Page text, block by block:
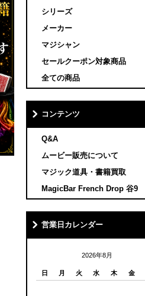
シリーズ
メーカー
マジシャン
セールクーポン対象商品
全ての商品
コンテンツ
Q&A
ムービー販売について
マジック道具・書籍買取
MagicBar French Drop 谷9
営業日カレンダー
2026年8月
日 月 火 水 木 金